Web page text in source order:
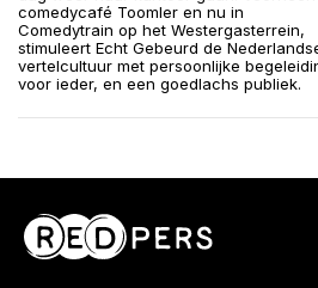
comedycafé Toomler en nu in
Comedytrain op het Westergasterrein,
stimuleert Echt Gebeurd de
vertelcultuur met persoonlijke
voor ieder, en een goedlachs publiek.